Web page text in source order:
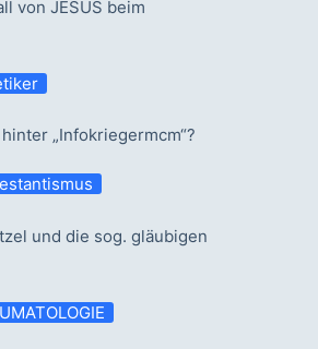
von JESUS beim
„Infokriegermcm“?
und die sog. gläubigen